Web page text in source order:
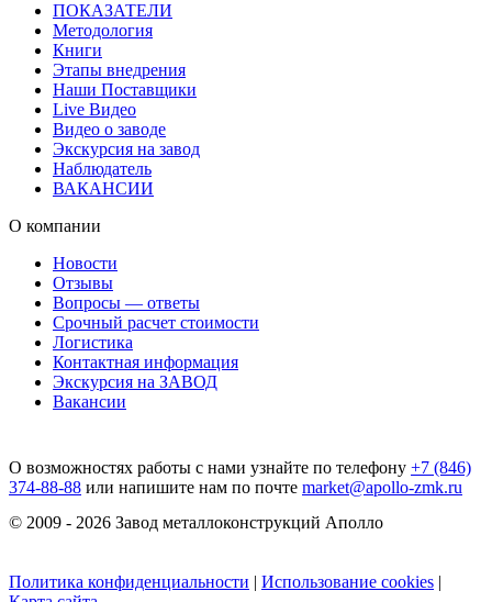
ПОКАЗАТЕЛИ
Методология
Книги
Этапы внедрения
Наши Поставщики
Live Видео
Видео о заводе
Экскурсия на завод
Наблюдатель
ВАКАНСИИ
О компании
Новости
Отзывы
Вопросы — ответы
Срочный расчет стоимости
Логистика
Контактная информация
Экскурсия на ЗАВОД
Вакансии
О возможностях работы с нами узнайте по телефону +7 (846)
374-88-88 или напишите нам по почте market@apollo-zmk.ru
© 2009 - 2026 Завод металлоконструкций Аполло
Политика конфиденциальности Использование cookies